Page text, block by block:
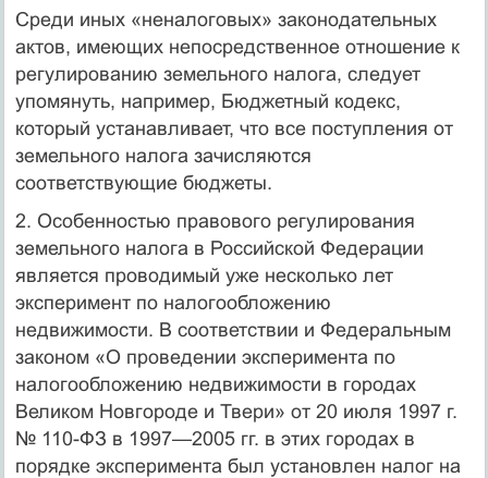
Среди иных «неналоговых» законодательных
актов, имеющих непосредственное отношение к
регулированию земельного налога, следует
упомянуть, например, Бюджетный кодекс,
который устанавливает, что все поступления от
земельного налога зачисляются
соответствующие бюджеты.
2. Особенностью правового регулирования
земельного налога в Российской Федерации
является проводимый уже несколько лет
эксперимент по налогообложению
недвижимости. В соответствии и Федеральным
законом «О проведении эксперимента по
налогооб­ложению недвижимости в городах
Великом Новгороде и Твери» от 20 июля 1997 г.
№ 110-ФЗ в 1997—2005 гг. в этих городах в
порядке эксперимента был установлен налог на